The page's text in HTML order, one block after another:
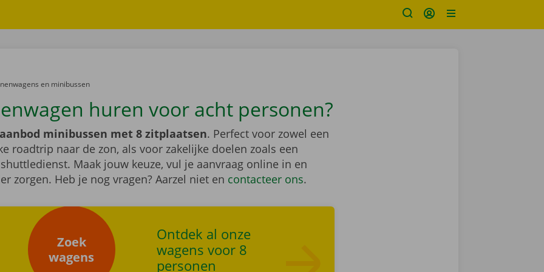
en minibussen
huren voor acht personen?
aanbod minibussen met 8 zitplaatsen. Perfect voor zowel een
roadtrip naar de zon, als voor zakelijke doelen zoals een
Maak jouw keuze, vul je aanvraag online in en
zorgen. Heb je nog vragen? Aarzel niet en contacteer ons.
Zoek
wagens
Ontdek al onze
wagens voor 8
personen